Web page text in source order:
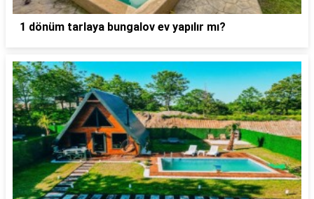
1 dönüm tarlaya bungalov ev yapılır mı?